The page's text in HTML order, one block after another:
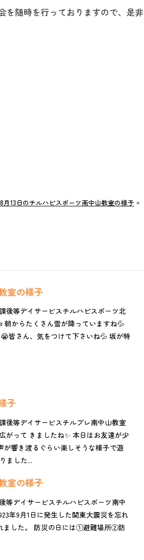
を随時を行っておりますので、是非
8月13日のチルハピスポーツ南中山教室の様子 »
室の様子
後等デイサービスチルハピスポーツ北
からたくさん雪が降っていますね💦
皆さん、気をつけて下さいね💦 坂が特
子
後等デイサービスチルプレ南中山教室
がって きましたね✨ 本日はお友達が少
響き渡るぐらい楽しそうな様子で遊
ました...
室の様子
等デイサービスチルハピスポーツ南中
9月1日に発生した関東大震災を忘れ
ました。 防災の日には①避難場所②防